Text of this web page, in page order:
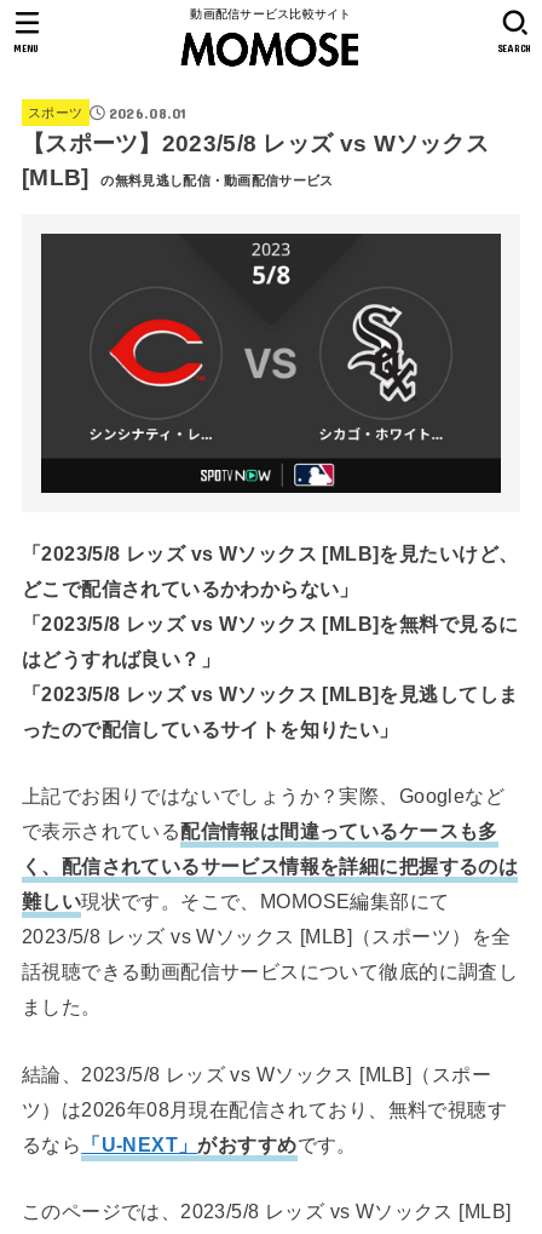
動画配信サービス比較サイト
SEARCH
MENU
スポーツ 2026.08.01
【スポーツ】2023/5/8 レッズ vs Wソックス
[MLB]
の無料見逃し配信・動画配信サービス
「2023/5/8 レッズ vs Wソックス [MLB]を見たいけど、
どこで配信されているかわからない」
「2023/5/8 レッズ vs Wソックス [MLB]を無料で見るに
はどうすれば良い？」
「2023/5/8 レッズ vs Wソックス [MLB]を見逃してしま
ったので配信しているサイトを知りたい」
上記でお困りではないでしょうか？実際、Googleなど
で表示されている配信情報は間違っているケースも多
く、配信されているサービス情報を詳細に把握するのは
難しい現状です。そこで、MOMOSE編集部にて
2023/5/8 レッズ vs Wソックス [MLB]（スポーツ）を全
話視聴できる動画配信サービスについて徹底的に調査し
ました。
結論、2023/5/8 レッズ vs Wソックス [MLB]（スポー
ツ）は2026年08月現在配信されており、無料で視聴す
るなら
「U-NEXT」がおすすめです。
このページでは、2023/5/8 レッズ vs Wソックス [MLB]